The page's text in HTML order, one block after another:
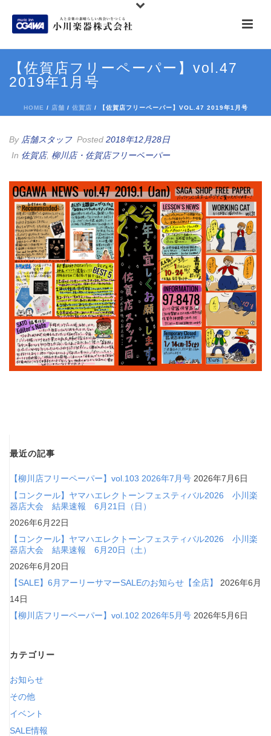
【佐賀店フリーペーパー】vol.47
2019年1月号
HOME / 店舗 / 佐賀店 / 【佐賀店フリーペーパー】VOL.47 2019年1月号
By 店舗スタッフ Posted 2018年12月28日
In 佐賀店, 柳川店・佐賀店フリーペーパー
最近の記事
【柳川店フリーペーパー】vol.103 2026年7月号 2026年7月6日
【コンクール】ヤマハエレクトーンフェスティバル2026 小川楽
器店大会 結果速報 6月21日（日）
2026年6月22日
【コンクール】ヤマハエレクトーンフェスティバル2026 小川楽
器店大会 結果速報 6月20日（土）
2026年6月20日
【SALE】6月アーリーサマーSALEのお知らせ【全店】
2026年6月
14日
【柳川店フリーペーパー】vol.102 2026年5月号 2026年5月6日
カテゴリー
お知らせ
その他
イベント
SALE情報